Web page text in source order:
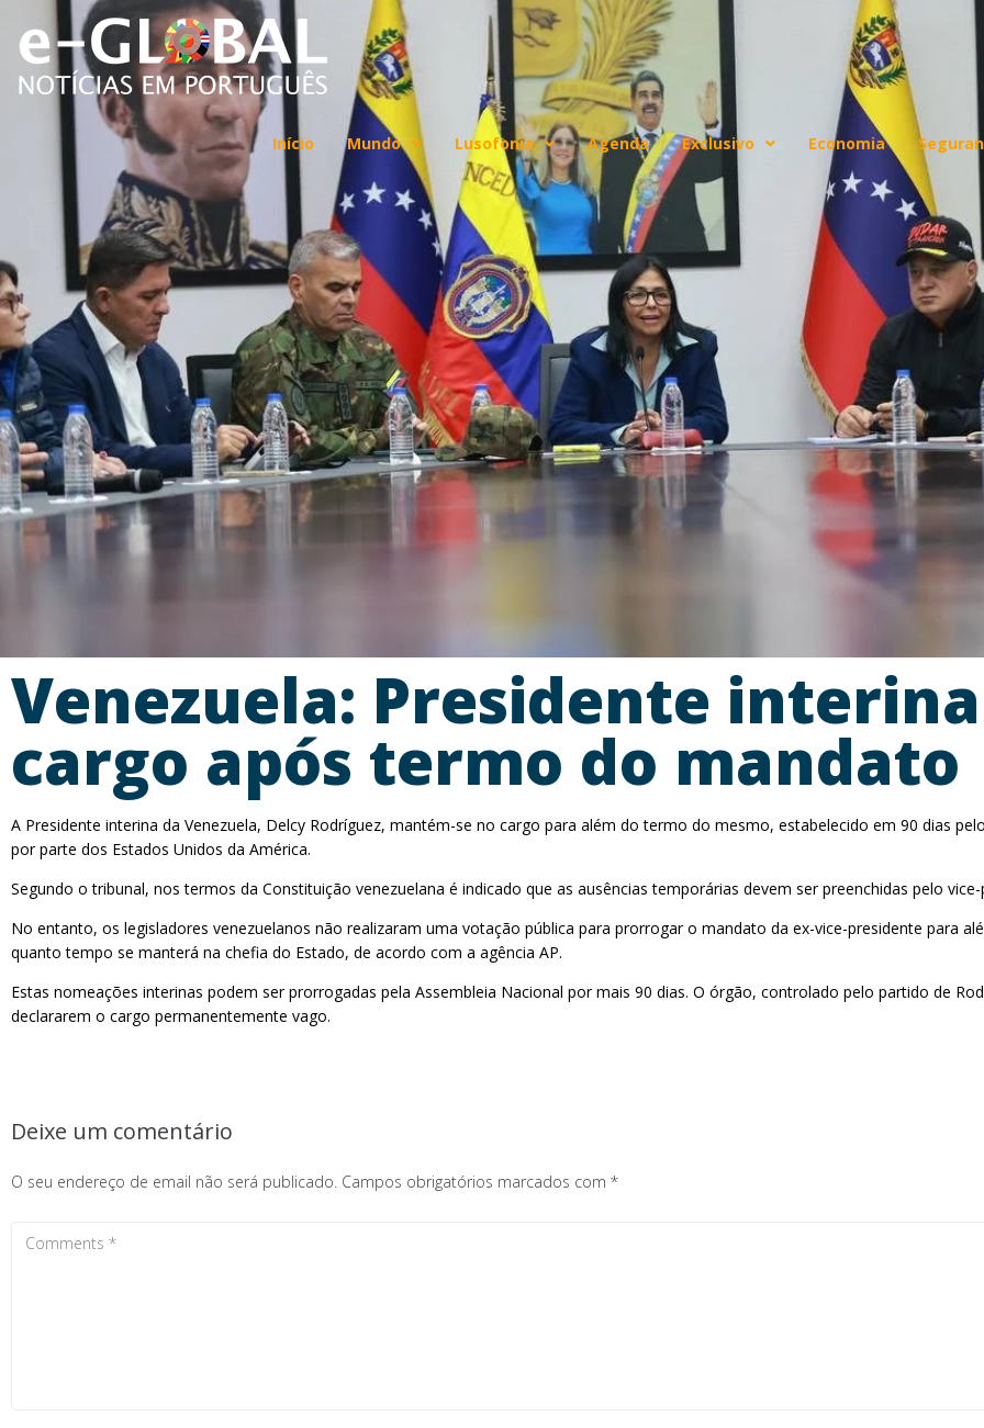
Início Mundo Lusofonia Agenda Exclusivo Economia
Venezuela: Presidente
cargo após termo do mandato
A Presidente interina da Venezuela, Delcy Rodríguez, mantém-se no cargo para além do termo do mesmo, estabelecido em 90 dias
por parte dos Estados Unidos da América.
Segundo o tribunal, nos termos da Constituição venezuelana é indicado que as ausências temporárias devem ser preenchidas pelo
No entanto, os legisladores venezuelanos não realizaram uma votação pública para prorrogar o mandato da ex-vice-presidente para
quanto tempo se manterá na chefia do Estado, de acordo com a agência AP.
Estas nomeações interinas podem ser prorrogadas pela Assembleia Nacional por mais 90 dias. O órgão, controlado pelo partido de
declararem o cargo permanentemente vago.
Deixe um comentário
O seu endereço de email não será publicado. Campos obrigatórios marcados com *